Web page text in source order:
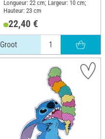
Longueur: 22 cm; Largeur: 10 cm;
Hauteur: 23 cm
22,40 €
Groot